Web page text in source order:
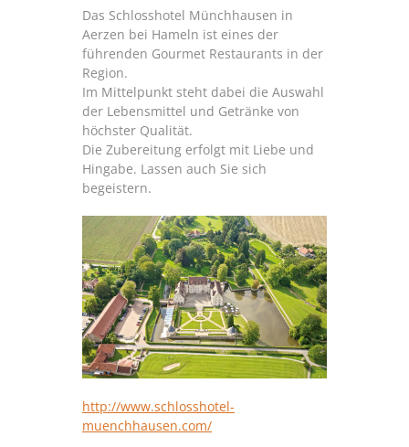
Das Schlosshotel Münchhausen in
Aerzen bei Hameln ist eines der
führenden Gourmet Restaurants in der
Region.
Im Mittelpunkt steht dabei die Auswahl
der Lebensmittel und Getränke von
höchster Qualität.
Die Zubereitung erfolgt mit Liebe und
Hingabe. Lassen auch Sie sich
begeistern.
http://www.schlosshotel-
muenchhausen.com/